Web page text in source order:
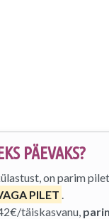
PÄEVAKS?
on parim pilet
PILET .
täiskasvanu,